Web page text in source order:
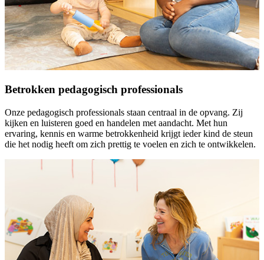
Betrokken pedagogisch professionals
Onze pedagogisch professionals staan centraal in de opvang. Zij
kijken en luisteren goed en handelen met aandacht. Met hun
ervaring, kennis en warme betrokkenheid krijgt ieder kind de steun
die het nodig heeft om zich prettig te voelen en zich te ontwikkelen.